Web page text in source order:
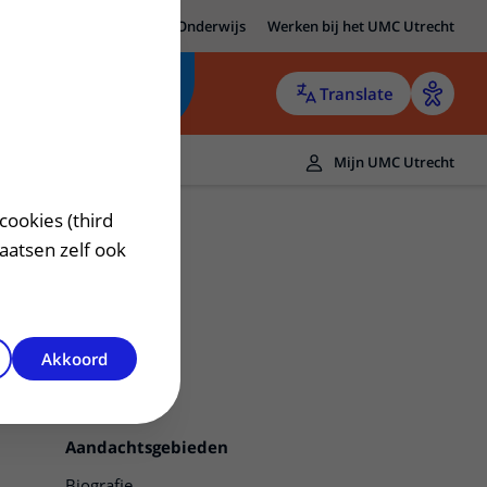
Onderwijs Werken bij het UMC Utrecht
Translate
Mijn UMC Utrecht
Aandachtsgebieden
(third
zelf ook
Akkoord